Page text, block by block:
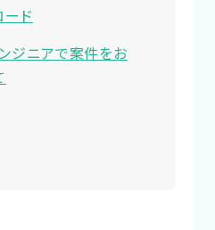
ド
ジニアで案件をお